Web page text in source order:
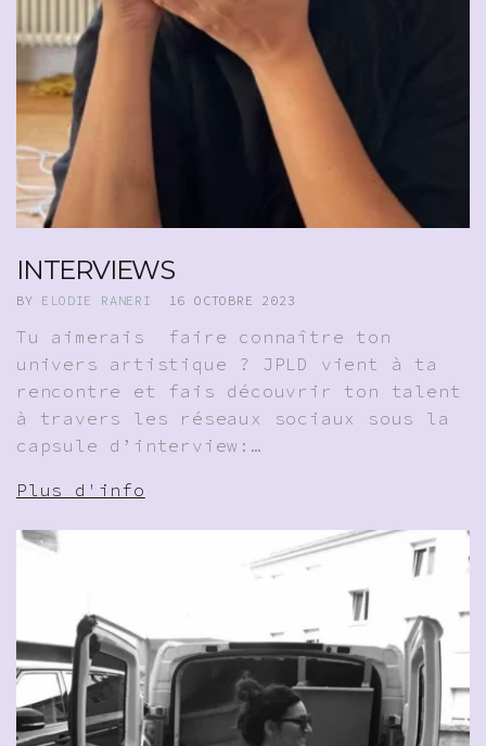
INTERVIEWS
BY ELODIE RANERI 16 OCTOBRE 2023
Tu aimerais faire connaître ton
univers artistique ? JPLD vient à ta
rencontre et fais découvrir ton talent
à travers les réseaux sociaux sous la
capsule d’interview:…
Plus d'info